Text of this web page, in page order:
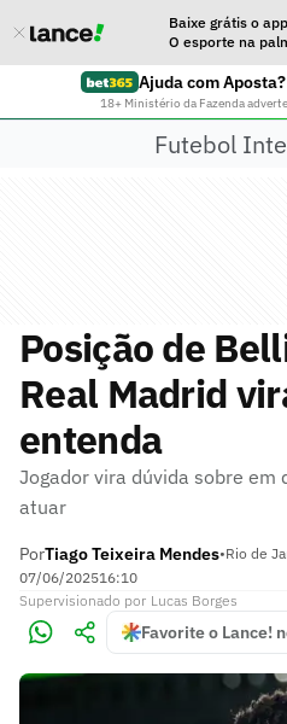
Baixe grátis o
O esporte na
Ajuda com Aposta?
18+ Ministério da Fazenda
Futebol
Posição de
Real Madrid
entenda
Jogador vira dúvida sobre em
atuar
PorTiago Teixeira Mendes•Rio de
07/06/202516:10
Supervisionado por Lucas Borges
Favorite o Lance!